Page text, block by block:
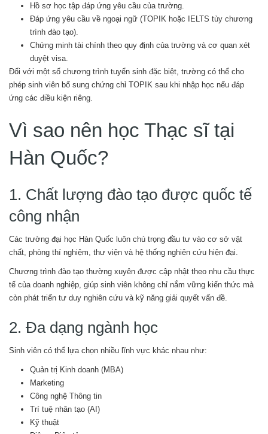
Hồ sơ học tập đáp ứng yêu cầu của trường.
Đáp ứng yêu cầu về ngoại ngữ (TOPIK hoặc IELTS tùy chương
trình đào tạo).
Chứng minh tài chính theo quy định của trường và cơ quan xét
duyệt visa.
Đối với một số chương trình tuyển sinh đặc biệt, trường có thể cho
phép sinh viên bổ sung chứng chỉ TOPIK sau khi nhập học nếu đáp
ứng các điều kiện riêng.
Vì sao nên học Thạc sĩ tại
Hàn Quốc?
1. Chất lượng đào tạo được quốc tế
công nhận
Các trường đại học Hàn Quốc luôn chú trọng đầu tư vào cơ sở vật
chất, phòng thí nghiệm, thư viện và hệ thống nghiên cứu hiện đại.
Chương trình đào tạo thường xuyên được cập nhật theo nhu cầu thực
tế của doanh nghiệp, giúp sinh viên không chỉ nắm vững kiến thức mà
còn phát triển tư duy nghiên cứu và kỹ năng giải quyết vấn đề.
2. Đa dạng ngành học
Sinh viên có thể lựa chọn nhiều lĩnh vực khác nhau như:
Quản trị Kinh doanh (MBA)
Marketing
Công nghệ Thông tin
Trí tuệ nhân tạo (AI)
Kỹ thuật